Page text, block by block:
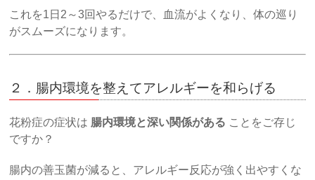
これを1日2～3回やるだけで、血流がよくなり、体の巡り
がスムーズになります。
２．腸内環境を整えてアレルギーを和らげる
花粉症の症状は 腸内環境と深い関係がある ことをご存じ
ですか？
腸内の善玉菌が減ると、アレルギー反応が強く出やすくな